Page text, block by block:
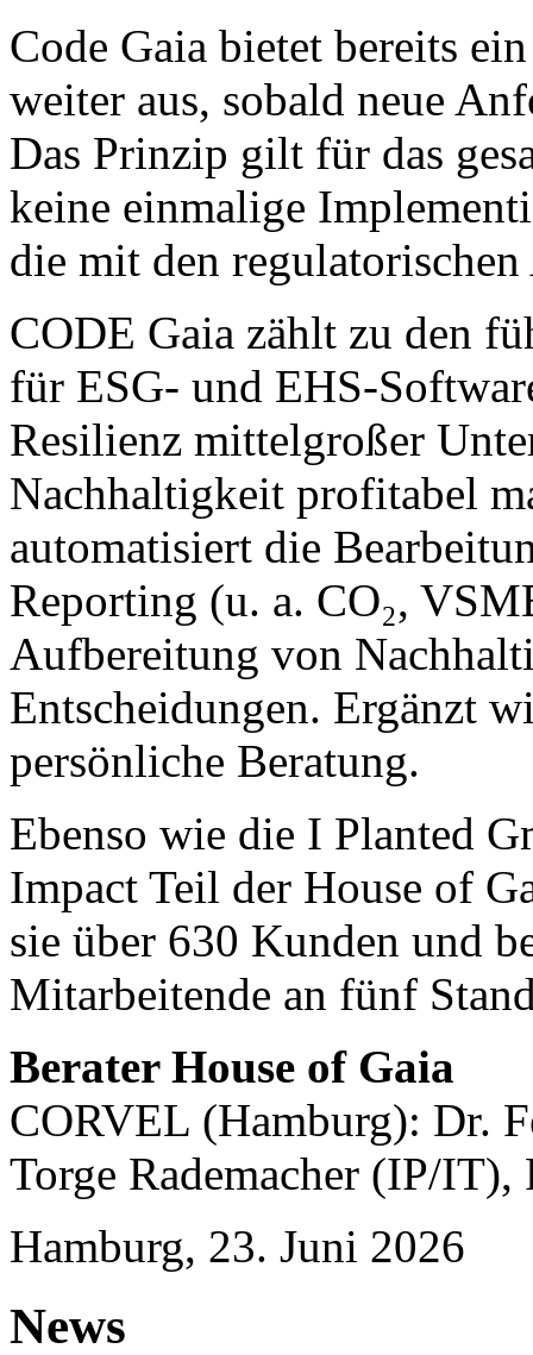
Code Gaia bietet bereits
weiter aus, sobald neue
Das Prinzip gilt für das
keine einmalige
die mit den
CODE Gaia zählt zu den
für ESG- und EHS-
Resilienz mittelgroßer
Nachhaltigkeit profitabel
automatisiert die
Reporting (u. a. CO₂,
Aufbereitung von
Entscheidungen. Ergänzt
persönliche Beratung.
Ebenso wie die I Planted
Impact Teil der House of
sie über 630 Kunden und
Mitarbeitende an fünf
Berater House of Gaia
CORVEL (Hamburg): Dr.
Torge Rademacher (IP/
Hamburg, 23. Juni 2026
News